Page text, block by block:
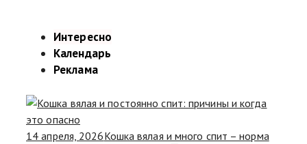
Интересно
Календарь
Реклама
14 апреля, 2026Кошка вялая и много спит – норма